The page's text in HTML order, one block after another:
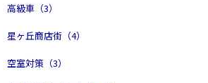
高級車（3）
星ヶ丘商店街（4）
空室対策（3）